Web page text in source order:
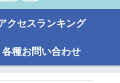
クセスランキング
各種お問い合わせ